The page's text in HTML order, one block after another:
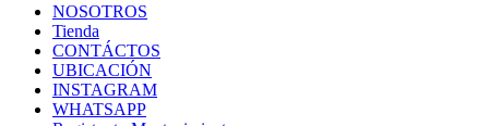
NOSOTROS
Tienda
CONTÁCTOS
UBICACIÓN
INSTAGRAM
WHATSAPP